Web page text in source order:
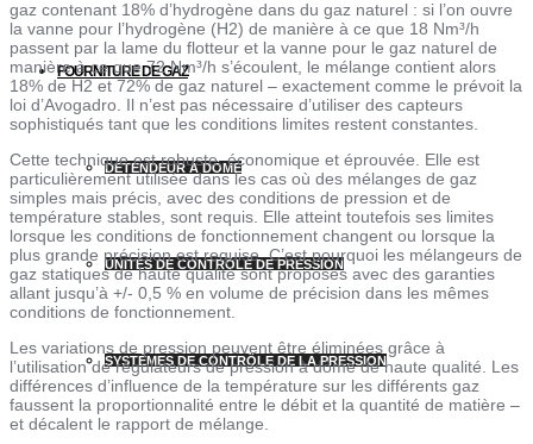
FOURNITURE DE GAZ
DÉTENDEUR À DÔME
UNITÉS DE CONTRÔLE DE PRESSION
SYSTÈMES DE CONTRÔLE DE LA PRESSION
gaz contenant 18% d’hydrogène dans du gaz naturel : si l’on ouvre
la vanne pour l’hydrogène (H2) de manière à ce que 18 Nm³/h
passent par la lame du flotteur et la vanne pour le gaz naturel de
manière à ce que 72 Nm³/h s’écoulent, le mélange contient alors
18% de H2 et 72% de gaz naturel – exactement comme le prévoit la
loi d’Avogadro. Il n’est pas nécessaire d’utiliser des capteurs
sophistiqués tant que les conditions limites restent constantes.
Cette technique est robuste, économique et éprouvée. Elle est
particulièrement utilisée dans les cas où des mélanges de gaz
simples mais précis, avec des conditions de pression et de
température stables, sont requis. Elle atteint toutefois ses limites
lorsque les conditions de fonctionnement changent ou lorsque la
plus grande précision est requise. C’est pourquoi les mélangeurs de
gaz statiques de haute qualité sont proposés avec des garanties
allant jusqu’à +/- 0,5 % en volume de précision dans les mêmes
conditions de fonctionnement.
Les variations de pression peuvent être éliminées grâce à
l’utilisation de régulateurs de pression à dôme de haute qualité. Les
différences d’influence de la température sur les différents gaz
faussent la proportionnalité entre le débit et la quantité de matière –
et décalent le rapport de mélange.